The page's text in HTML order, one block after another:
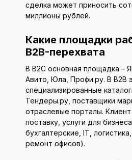
сделка может приносить
миллионы рублей.
Какие площадки
B2B-перехвата
В B2C основная площадка –
Авито, Юла, Профи.ру. В B2B
специализированные
Тендеры.ру, поставщики
отраслевые порталы.
поставку, услуги для
бухгалтерские, IT,
ремонт офисов).